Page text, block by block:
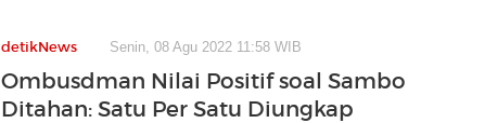
detikNews Senin, 08 Agu 2022 11:58 WIB
Ombusdman Nilai Positif soal Sambo
Ditahan: Satu Per Satu Diungkap